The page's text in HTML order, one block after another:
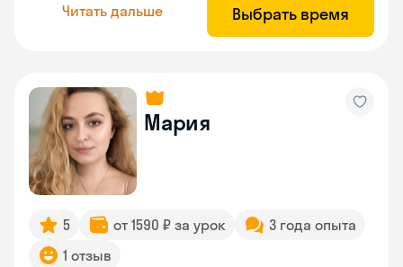
Читать дальше Выбрать время
Мария
5 от 1590 ₽ за урок
3 года опыта
1 отзыв